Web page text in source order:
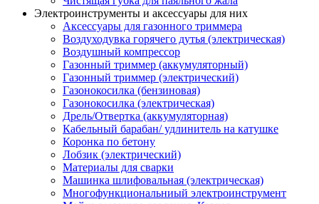
Электроинструменты и аксессуары для них
Аксессуары для газонного триммера
Воздуходувка горячего дутья (электрическая)
Воздушный компрессор
Газонный триммер (аккумуляторный)
Газонный триммер (электрический)
Газонокосилка (бензиновая)
Газонокосилка (электрическая)
Дрель/Отвертка (аккумуляторная)
Кабельный барабан/ удлинитель на катушке
Коронка по бетону
Лобзик (электрический)
Материалы для сварки
Машинка шлифовальная (электрическая)
Многофункциональниый электроинструмент